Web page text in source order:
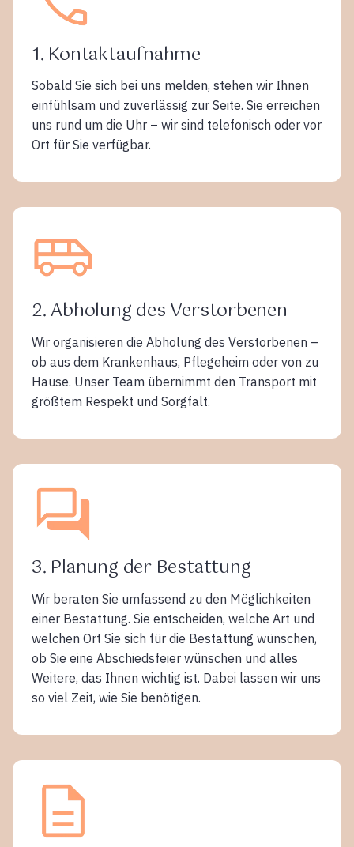
1. Kontaktaufnahme
Sobald Sie sich bei uns melden, stehen wir Ihnen
einfühlsam und zuverlässig zur Seite. Sie erreichen
uns rund um die Uhr – wir sind telefonisch oder vor
Ort für Sie verfügbar.
2. Abholung des Verstorbenen
Wir organisieren die Abholung des Verstorbenen –
ob aus dem Krankenhaus, Pflegeheim oder von zu
Hause. Unser Team übernimmt den Transport mit
größtem Respekt und Sorgfalt.
3. Planung der Bestattung
Wir beraten Sie umfassend zu den Möglichkeiten
einer Bestattung. Sie entscheiden, welche Art und
welchen Ort Sie sich für die Bestattung wünschen,
ob Sie eine Abschiedsfeier wünschen und alles
Weitere, das Ihnen wichtig ist. Dabei lassen wir uns
so viel Zeit, wie Sie benötigen.